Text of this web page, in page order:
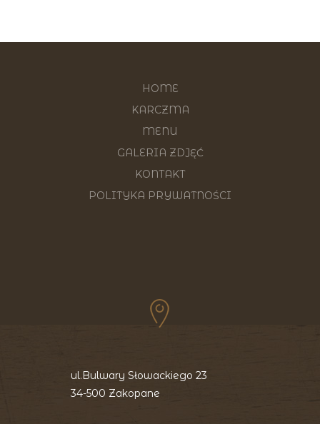
HOME
KARCZMA
MENU
GALERIA ZDJĘĆ
KONTAKT
POLITYKA PRYWATNOŚCI
ul.Bulwary Słowackiego 23
34-500 Zakopane